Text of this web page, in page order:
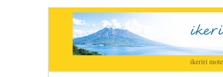
ikeriri|